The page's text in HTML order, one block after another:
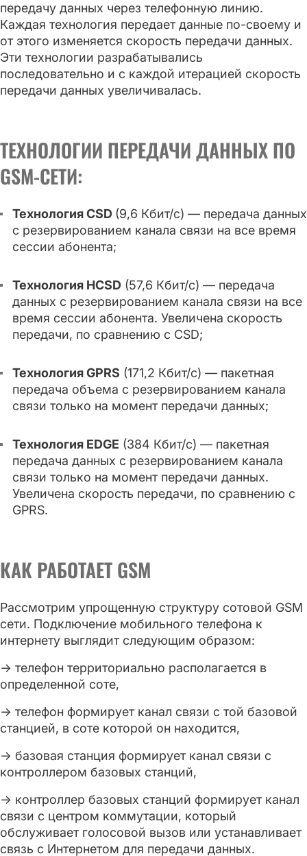
передачу данных через телефонную линию.
Каждая технология передает данные по-своему и
от этого изменяется скорость передачи данных.
Эти технологии разрабатывались
последовательно и с каждой итерацией скорость
передачи данных увеличивалась.
ТЕХНОЛОГИИ ПЕРЕДАЧИ ДАННЫХ ПО
GSM-СЕТИ:
Технология CSD (9,6 Кбит/с) — передача данных
с резервированием канала связи на все время
сессии абонента;
Технология HCSD (57,6 Кбит/с) — передача
данных с резервированием канала связи на все
время сессии абонента. Увеличена скорость
передачи, по сравнению с CSD;
Технология GPRS (171,2 Кбит/с) — пакетная
передача объема с резервированием канала
связи только на момент передачи данных;
Технология EDGE (384 Кбит/с) — пакетная
передача данных с резервированием канала
связи только на момент передачи данных.
Увеличена скорость передачи, по сравнению с
GPRS.
КАК РАБОТАЕТ GSM
Рассмотрим упрощенную структуру сотовой GSM
сети. Подключение мобильного телефона к
интернету выглядит следующим образом:
→ телефон территориально располагается в
определенной соте,
→ телефон формирует канал связи с той базовой
станцией, в соте которой он находится,
→ базовая станция формирует канал связи с
контроллером базовых станций,
→ контроллер базовых станций формирует канал
связи с центром коммутации, который
обслуживает голосовой вызов или устанавливает
связь с Интернетом для передачи данных.